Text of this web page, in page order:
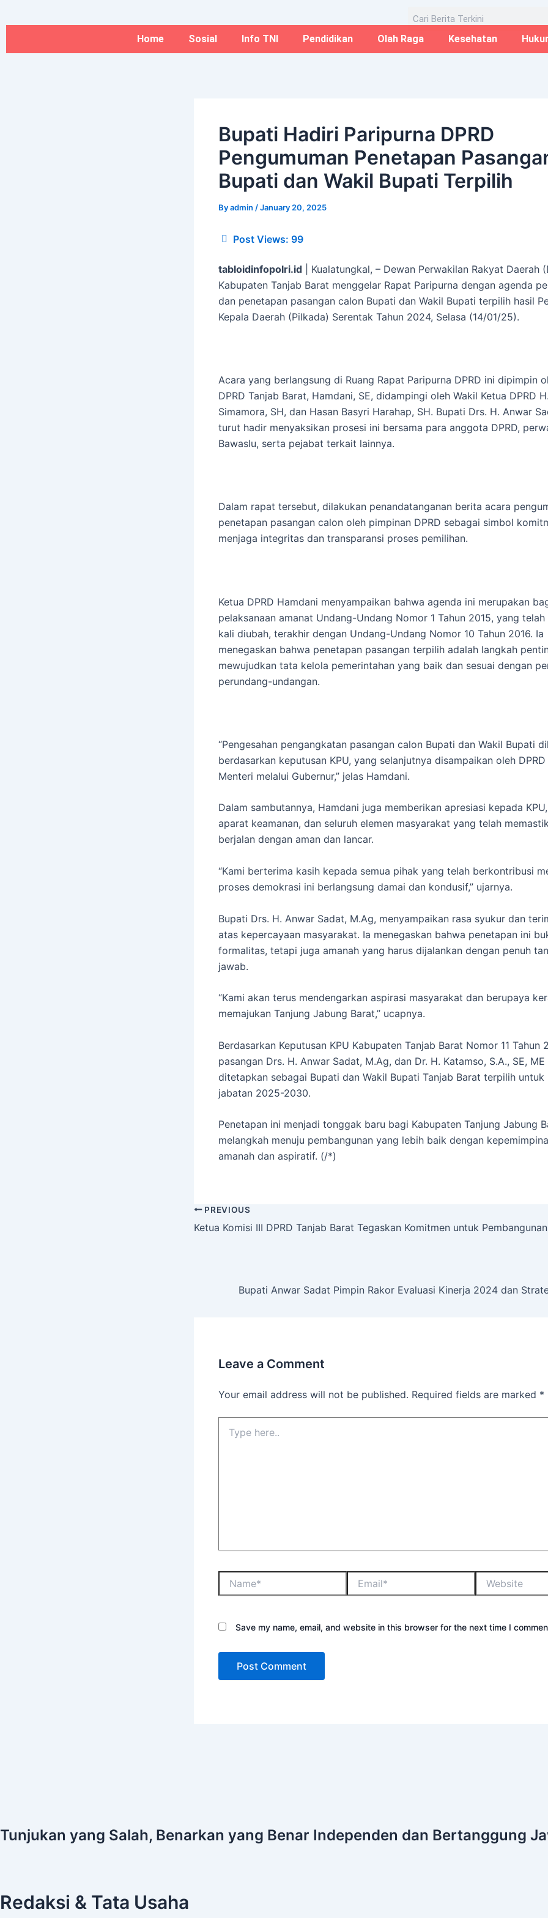
to
Home Sosial Info TNI Pendidikan Olah Raga Kesehatan
Bupati Hadiri Paripurna DPRD
Pengumuman Penetapan
Bupati dan Wakil Bupati Terpilih
Byadmin /January 20, 2025
Post Views: 99
tabloidinfopolri.id | Kualatungkal, – Dewan Perwakilan Rakyat Daerah
Kabupaten Tanjab Barat menggelar Rapat Paripurna dengan agenda
dan penetapan pasangan calon Bupati dan Wakil Bupati terpilih hasil
Kepala Daerah (Pilkada) Serentak Tahun 2024, Selasa (14/01/25).
Acara yang berlangsung di Ruang Rapat Paripurna DPRD ini dipimpin
DPRD Tanjab Barat, Hamdani, SE, didampingi oleh Wakil Ketua DPRD
Simamora, SH, dan Hasan Basyri Harahap, SH. Bupati Drs. H. Anwar
turut hadir menyaksikan prosesi ini bersama para anggota DPRD,
Bawaslu, serta pejabat terkait lainnya.
Dalam rapat tersebut, dilakukan penandatanganan berita acara
penetapan pasangan calon oleh pimpinan DPRD sebagai simbol
menjaga integritas dan transparansi proses pemilihan.
Ketua DPRD Hamdani menyampaikan bahwa agenda ini merupakan
pelaksanaan amanat Undang-Undang Nomor 1 Tahun 2015, yang
kali diubah, terakhir dengan Undang-Undang Nomor 10 Tahun 2016. Ia
menegaskan bahwa penetapan pasangan terpilih adalah langkah
mewujudkan tata kelola pemerintahan yang baik dan sesuai dengan
perundang-undangan.
“Pengesahan pengangkatan pasangan calon Bupati dan Wakil Bupati
berdasarkan keputusan KPU, yang selanjutnya disampaikan oleh
Menteri melalui Gubernur,” jelas Hamdani.
Dalam sambutannya, Hamdani juga memberikan apresiasi kepada
aparat keamanan, dan seluruh elemen masyarakat yang telah
berjalan dengan aman dan lancar.
“Kami berterima kasih kepada semua pihak yang telah berkontribusi
proses demokrasi ini berlangsung damai dan kondusif,” ujarnya.
Bupati Drs. H. Anwar Sadat, M.Ag, menyampaikan rasa syukur dan
atas kepercayaan masyarakat. Ia menegaskan bahwa penetapan ini
formalitas, tetapi juga amanah yang harus dijalankan dengan penuh
jawab.
“Kami akan terus mendengarkan aspirasi masyarakat dan berupaya
memajukan Tanjung Jabung Barat,” ucapnya.
Berdasarkan Keputusan KPU Kabupaten Tanjab Barat Nomor 11 Tahun
pasangan Drs. H. Anwar Sadat, M.Ag, dan Dr. H. Katamso, S.A., SE,
ditetapkan sebagai Bupati dan Wakil Bupati Tanjab Barat terpilih untuk
jabatan 2025-2030.
Penetapan ini menjadi tonggak baru bagi Kabupaten Tanjung Jabung
melangkah menuju pembangunan yang lebih baik dengan
amanah dan aspiratif. (/*)
PREVIOUS
Ketua Komisi III DPRD Tanjab Barat Tegaskan Komitmen untuk
Bupati Anwar Sadat Pimpin Rakor Evaluasi Kinerja 2024 dan
Leave a Comment
Your email address will not be published. Required fields are marked *
Save my name, email, and website in this browser for the next time I
Tunjukan yang Salah, Benarkan yang Benar Independen dan Bertanggung
Redaksi & Tata Usaha